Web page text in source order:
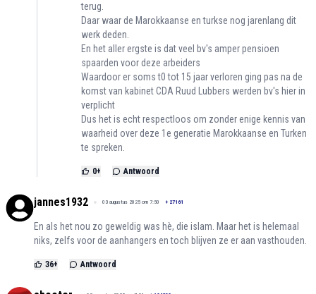
terug.
Daar waar de Marokkaanse en turkse nog jarenlang dit
werk deden.
En het aller ergste is dat veel bv's amper pensioen
spaarden voor deze arbeiders
Waardoor er soms t0 tot 15 jaar verloren ging pas na de
komst van kabinet CDA Ruud Lubbers werden bv's hier in
verplicht
Dus het is echt respectloos om zonder enige kennis van
waarheid over deze 1e generatie Marokkaanse en Turken
te spreken.
0+ Antwoord
jannes1932 03 augustus 2025 om 7:50 + 27161
En als het nou zo geweldig was hè, die islam. Maar het is helemaal
niks, zelfs voor de aanhangers en toch blijven ze er aan vasthouden.
36+ Antwoord